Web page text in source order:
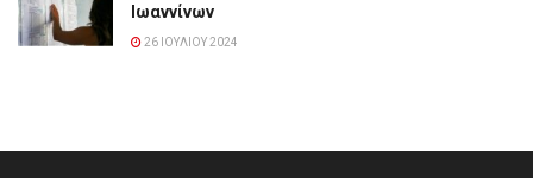
Ιωαννίνων
26 ΙΟΥΛΊΟΥ 2024